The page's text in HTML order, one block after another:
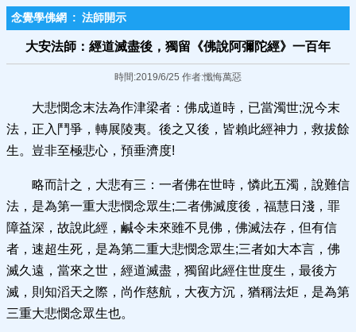
念覺學佛網 : 法師開示
大安法師：經道滅盡後，獨留《佛說阿彌陀經》一百年
時間:2019/6/25 作者:懺悔萬惡
大悲憫念末法為作津梁者：佛成道時，已當濁世;況今末
法，正入鬥爭，轉展陵夷。後之又後，皆賴此經神力，救拔餘
生。豈非至極悲心，預垂濟度!
略而計之，大悲有三：一者佛在世時，憐此五濁，說難信
法，是為第一重大悲憫念眾生;二者佛滅度後，福慧日淺，罪
障益深，故說此經，鹹令未來雖不見佛，佛滅法存，但有信
者，速超生死，是為第二重大悲憫念眾生;三者如大本言，佛
滅久遠，當來之世，經道滅盡，獨留此經住世度生，最後方
滅，則知滔天之際，尚作慈航，大夜方沉，猶稱法炬，是為第
三重大悲憫念眾生也。